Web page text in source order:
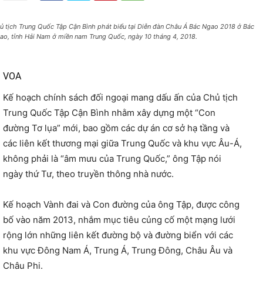
tịch Trung Quốc Tập Cận Bình phát biểu tại Diễn đàn Châu Á Bác Ngao 2018 ở Bác
tỉnh Hải Nam ở miền nam Trung Quốc, ngày 10 tháng 4, 2018.
VOA
Kế hoạch chính sách đối ngoại mang dấu ấn của Chủ tịch
Trung Quốc Tập Cận Bình nhằm xây dựng một “Con
đường Tơ lụa” mới, bao gồm các dự án cơ sở hạ tầng và
các liên kết thương mại giữa Trung Quốc và khu vực Âu-Á,
không phải là “âm mưu của Trung Quốc,” ông Tập nói
ngày thứ Tư, theo truyền thông nhà nước.
Kế hoạch Vành đai và Con đường của ông Tập, được công
bố vào năm 2013, nhắm mục tiêu củng cố một mạng lưới
rộng lớn những liên kết đường bộ và đường biển với các
khu vực Đông Nam Á, Trung Á, Trung Đông, Châu Âu và
Châu Phi.